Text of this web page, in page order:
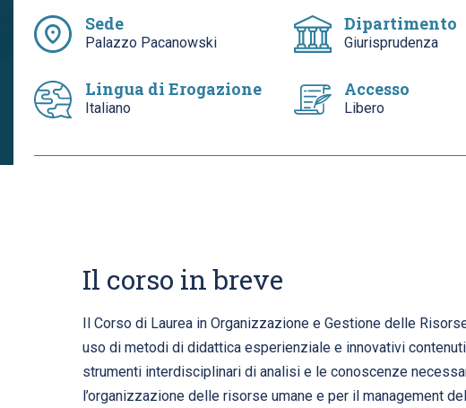
Sede
Palazzo Pacanowski
Dipartimento
Giurisprudenza
Lingua di Erogazione
Italiano
Accesso
Libero
Il corso in breve
Il Corso di Laurea in Organizzazione e Gestione delle
uso di metodi di didattica esperienziale e innovativi
strumenti interdisciplinari di analisi e le conoscenze
l’organizzazione delle risorse umane e per il management